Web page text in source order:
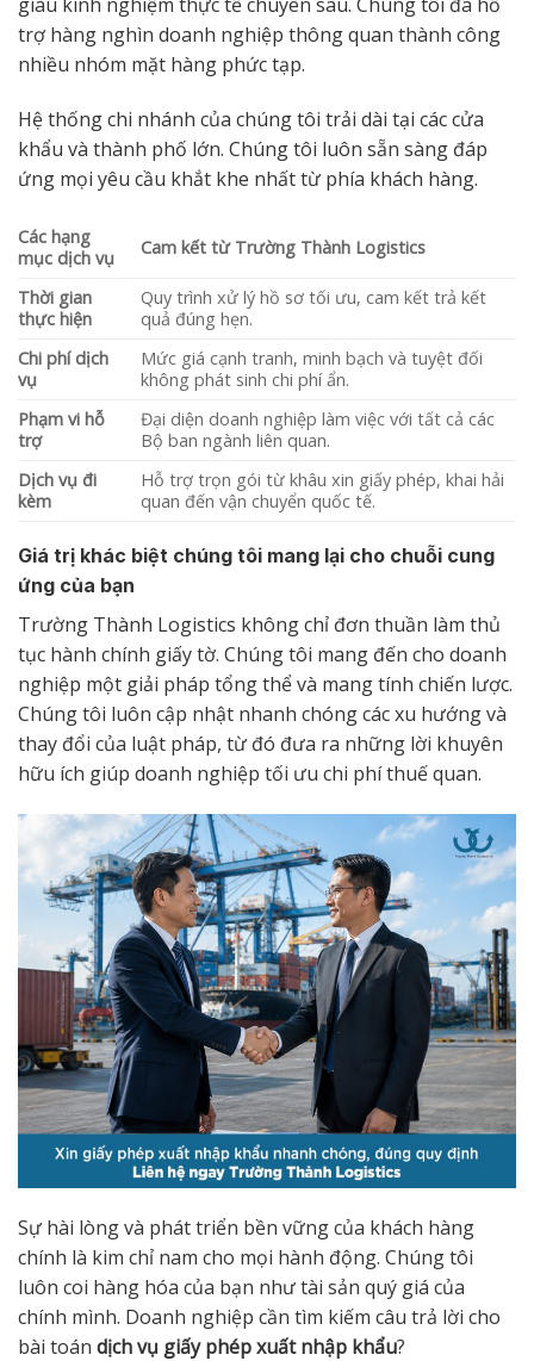
trợ hàng nghìn doanh nghiệp thông quan thành công
nhiều nhóm mặt hàng phức tạp.
Hệ thống chi nhánh của chúng tôi trải dài tại các cửa
khẩu và thành phố lớn. Chúng tôi luôn sẵn sàng đáp
ứng mọi yêu cầu khắt khe nhất từ phía khách hàng.
Các hạng
mục dịch vụ
Cam kết từ Trường Thành Logistics
Thời gian
thực hiện
Quy trình xử lý hồ sơ tối ưu, cam kết trả kết
quả đúng hẹn.
Chi phí dịch
vụ
Mức giá cạnh tranh, minh bạch và tuyệt đối
không phát sinh chi phí ẩn.
Phạm vi hỗ
trợ
Đại diện doanh nghiệp làm việc với tất cả các
Bộ ban ngành liên quan.
Dịch vụ đi
kèm
Hỗ trợ trọn gói từ khâu xin giấy phép, khai hải
quan đến vận chuyển quốc tế.
Giá trị khác biệt chúng tôi mang lại cho chuỗi cung
ứng của bạn
Trường Thành Logistics không chỉ đơn thuần làm thủ
tục hành chính giấy tờ. Chúng tôi mang đến cho doanh
nghiệp một giải pháp tổng thể và mang tính chiến lược.
Chúng tôi luôn cập nhật nhanh chóng các xu hướng và
thay đổi của luật pháp, từ đó đưa ra những lời khuyên
hữu ích giúp doanh nghiệp tối ưu chi phí thuế quan.
Sự hài lòng và phát triển bền vững của khách hàng
chính là kim chỉ nam cho mọi hành động. Chúng tôi
luôn coi hàng hóa của bạn như tài sản quý giá của
chính mình. Doanh nghiệp cần tìm kiếm câu trả lời cho
bài toán dịch vụ giấy phép xuất nhập khẩu?